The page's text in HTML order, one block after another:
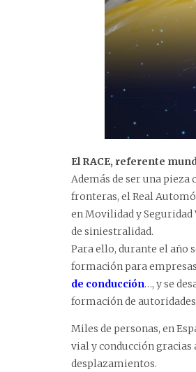
El RACE, referente
Además de ser una
fronteras, el Real
en Movilidad y
de siniestralidad.
Para ello, durante el año
formación para
de conducción…, y se
formación de autoridades
Miles de personas, en
vial y conducción gracias
desplazamientos.